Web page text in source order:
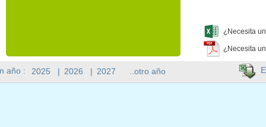
¿Necesita
¿Necesita
año : 2025 | 2026 | 2027 ..otro año